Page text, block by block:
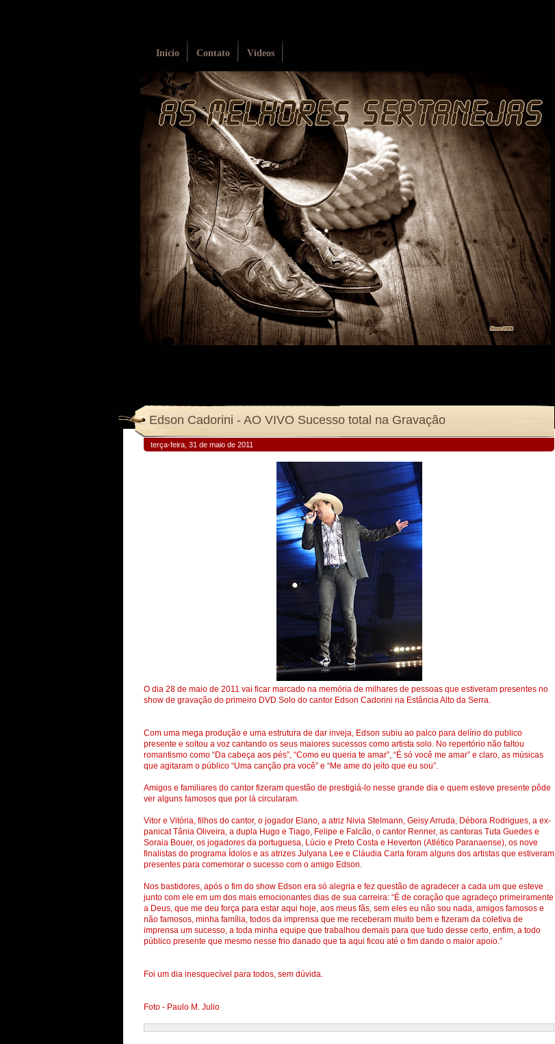
Início Contato Vídeos
Edson Cadorini - AO VIVO Sucesso total‏ na Gravação
terça-feira, 31 de maio de 2011
O dia 28 de maio de 2011 vai ficar marcado na memória de milhares de pessoas que estiveram presentes no
show de gravação do primeiro DVD Solo do cantor Edson Cadorini na Estância Alto da Serra.
Com uma mega produção e uma estrutura de dar inveja, Edson subiu ao palco para delírio do publico
presente e soltou a voz cantando os seus maiores sucessos como artista solo. No repertório não faltou
romantismo como “Da cabeça aos pés”, “Como eu queria te amar”, “É só você me amar” e claro, as músicas
que agitaram o público “Uma canção pra você” e “Me ame do jeito que eu sou”.
Amigos e familiares do cantor fizeram questão de prestigiá-lo nesse grande dia e quem esteve presente pôde
ver alguns famosos que por lá circularam.
Vitor e Vitória, filhos do cantor, o jogador Elano, a atriz Nivia Stelmann, Geisy Arruda, Débora Rodrigues, a ex-
panicat Tânia Oliveira, a dupla Hugo e Tiago, Felipe e Falcão, o cantor Renner, as cantoras Tuta Guedes e
Soraia Bouer, os jogadores da portuguesa, Lúcio e Preto Costa e Heverton (Atlético Paranaense), os nove
finalistas do programa Ídolos e as atrizes Julyana Lee e Cláudia Carla foram alguns dos artistas que estiveram
presentes para comemorar o sucesso com o amigo Edson.
Nos bastidores, após o fim do show Edson era só alegria e fez questão de agradecer a cada um que esteve
junto com ele em um dos mais emocionantes dias de sua carreira: “É de coração que agradeço primeiramente
a Deus, que me deu força para estar aqui hoje, aos meus fãs, sem eles eu não sou nada, amigos famosos e
não famosos, minha família, todos da imprensa que me receberam muito bem e fizeram da coletiva de
imprensa um sucesso, a toda minha equipe que trabalhou demais para que tudo desse certo, enfim, a todo
público presente que mesmo nesse frio danado que ta aqui ficou até o fim dando o maior apoio.”
Foi um dia inesquecível para todos, sem dúvida.
Foto - Paulo M. Julio